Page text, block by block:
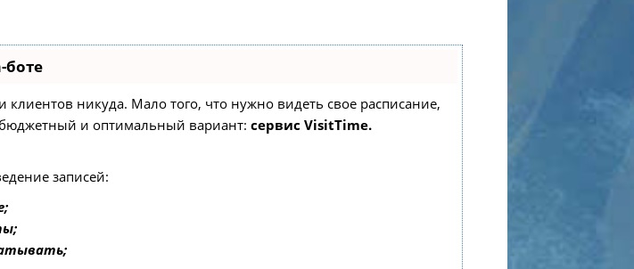
боте
клиентов никуда. Мало того, что нужно видеть свое расписание,
и оптимальный вариант: сервис VisitTime.
записей: